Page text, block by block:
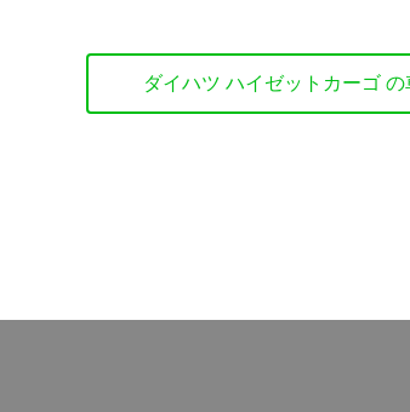
ダイハツ ハイゼットカーゴ